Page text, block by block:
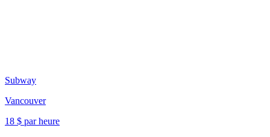
Subway
Vancouver
18 $ par heure